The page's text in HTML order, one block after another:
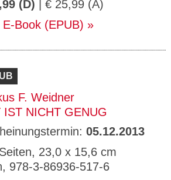
(D) | € 25,99 (A)
Book (EPUB)
F. Weidner
IST NICHT GENUG
05.12.2013
23,0 x 15,6 cm
978-3-86936-517-6